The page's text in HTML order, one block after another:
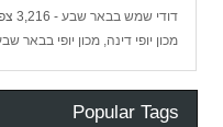
דודי שמש בבאר שבע - 3,216 צפיות
מכון יופי דינה, מכון יופי בבאר
Popular Tags